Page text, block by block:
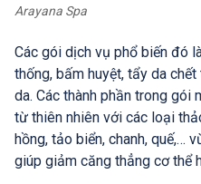
Arayana Spa
Các gói dịch vụ phổ biến đó
thống, bấm huyệt, tẩy da
da. Các thành phần trong
từ thiên nhiên với các loại
hồng, tảo biển, chanh, quế,…
giúp giảm căng thẳng cơ thể